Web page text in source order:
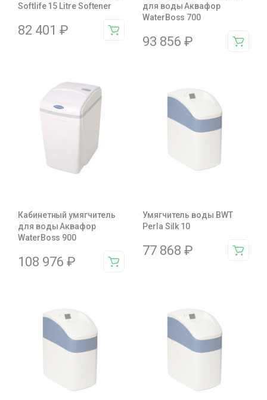
Softlife 15 Litre Softener
82 401 ₽
для воды Аквафор
WaterBoss 700
93 856 ₽
Кабинетный умягчитель
для воды Аквафор
WaterBoss 900
108 976 ₽
Умягчитель воды BWT
Perla Silk 10
77 868 ₽